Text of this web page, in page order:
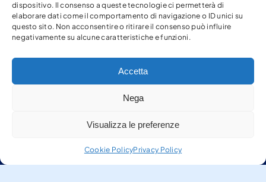
dispositivo. Il consenso a queste tecnologie ci permetterà di
elaborare dati come il comportamento di navigazione o ID unici su
questo sito. Non acconsentire o ritirare il consenso può influire
negativamente su alcune caratteristiche e funzioni.
Accetta
Nega
Visualizza le preferenze
Cookie PolicyPrivacy Policy
Servizi Web
Preventivo
Promozioni